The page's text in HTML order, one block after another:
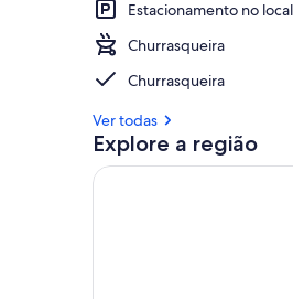
Estacionamento no
Churrasqueira
Churrasqueira
Ver todas
Explore a região